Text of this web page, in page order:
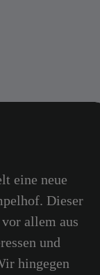
eine neue
Dieser
allem aus
und
hingegen